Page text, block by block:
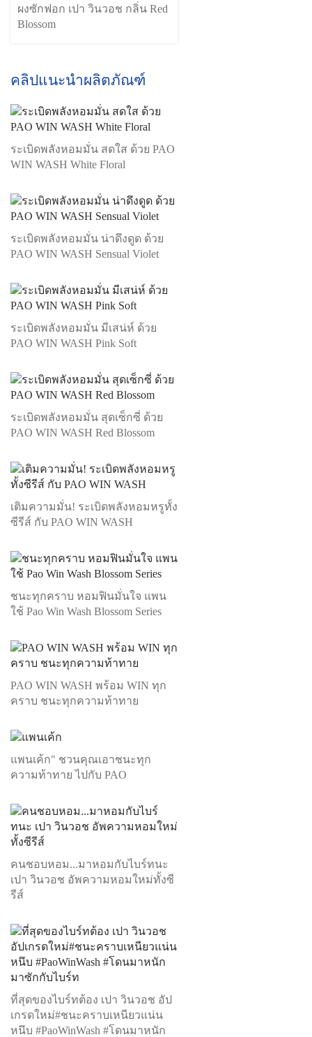
ผงซักฟอก เปา วินวอช กลิ่น Red
Blossom
คลิปแนะนำผลิตภัณฑ์
ระเบิดพลังหอมมั่น สดใส ด้วย PAO
WIN WASH White Floral
ระเบิดพลังหอมมั่น น่าดึงดูด ด้วย
PAO WIN WASH Sensual Violet
ระเบิดพลังหอมมั่น มีเสน่ห์ ด้วย
PAO WIN WASH Pink Soft
ระเบิดพลังหอมมั่น สุดเซ็กซี่ ด้วย
PAO WIN WASH Red Blossom
เติมความมั่น! ระเบิดพลังหอมหรูทั้ง
ซีรีส์ กับ PAO WIN WASH
ชนะทุกคราบ หอมฟินมั่นใจ แพน
ใช้ Pao Win Wash Blossom Series
PAO WIN WASH พร้อม WIN ทุก
คราบ ชนะทุกความท้าทาย
แพนเค้ก" ชวนคุณเอาชนะทุก
ความท้าทาย ไปกับ PAO
คนชอบหอม...มาหอมกับไบร์ทนะ
เปา วินวอช อัพความหอมใหม่ทั้งซี
รีส์
ที่สุดของไบร์ทต้อง เปา วินวอช อัป
เกรดใหม่#ชนะคราบเหนียวแน่น
หนึบ #PaoWinWash #โดนมาหนัก